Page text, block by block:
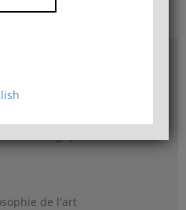
de philosophie
de l'art